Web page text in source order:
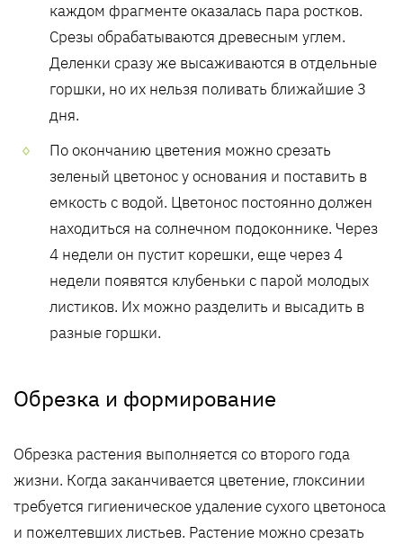
каждом фрагменте оказалась пара ростков.
Срезы обрабатываются древесным углем.
Деленки сразу же высаживаются в отдельные
горшки, но их нельзя поливать ближайшие 3
дня.
По окончанию цветения можно срезать
зеленый цветонос у основания и поставить в
емкость с водой. Цветонос постоянно должен
находиться на солнечном подоконнике. Через
4 недели он пустит корешки, еще через 4
недели появятся клубеньки с парой молодых
листиков. Их можно разделить и высадить в
разные горшки.
Обрезка и формирование
Обрезка растения выполняется со второго года
жизни. Когда заканчивается цветение, глоксинии
требуется гигиеническое удаление сухого цветоноса
и пожелтевших листьев. Растение можно срезать